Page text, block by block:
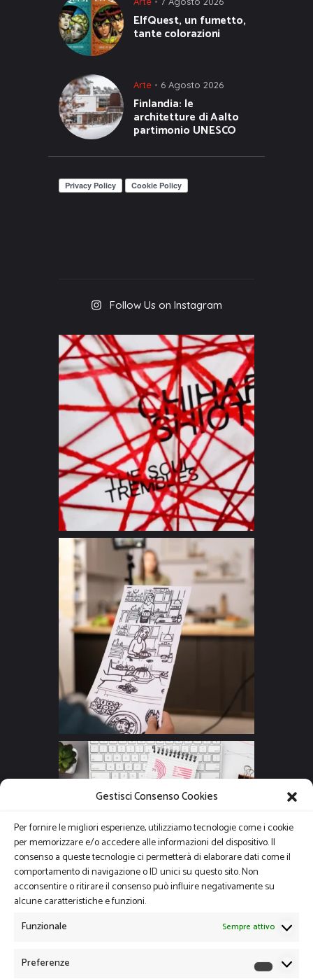
Gestisci Consenso Cookies
Per fornire le migliori esperienze, utilizziamo tecnologie come i cookie
per memorizzare e/o accedere alle informazioni del dispositivo. Il
consenso a queste tecnologie ci permetterà di elaborare dati come il
comportamento di navigazione o ID unici su questo sito. Non
acconsentire o ritirare il consenso può influire negativamente su
alcune caratteristiche e funzioni.
Funzionale
Sempre attivo
Preferenze
ElfQuest, un fumetto,
tante colorazioni
Arte 6 Agosto 2026
Finlandia: le
architetture di Aalto
partimonio UNESCO
Follow Us on Instagram